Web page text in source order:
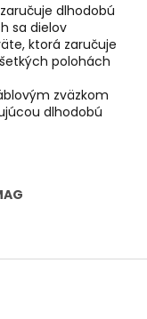
dlhodobú
sa dielov
ktorá zaručuje
polohách
zväzkom
dlhodobú